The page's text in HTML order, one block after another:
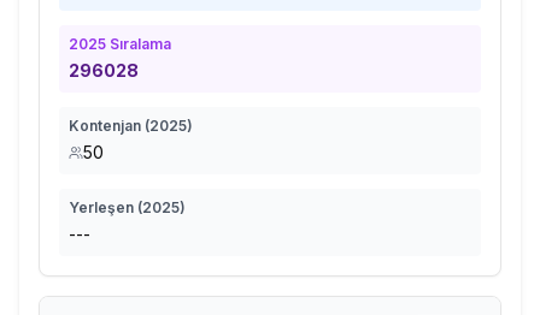
2025 Sıralama
296028
Kontenjan (2025)
50
Yerleşen (2025)
---